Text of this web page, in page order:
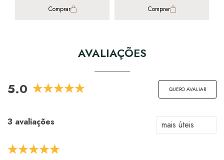
Comprar Comprar
AVALIAÇÕES
5.0 QUERO AVALIAR
3 avaliações